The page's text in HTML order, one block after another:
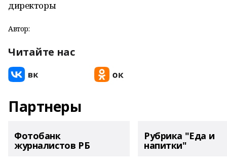
директоры
Автор:
Читайте нас
Партнеры
Фотобанк
журналистов РБ
Рубрика "Еда и
напитки"